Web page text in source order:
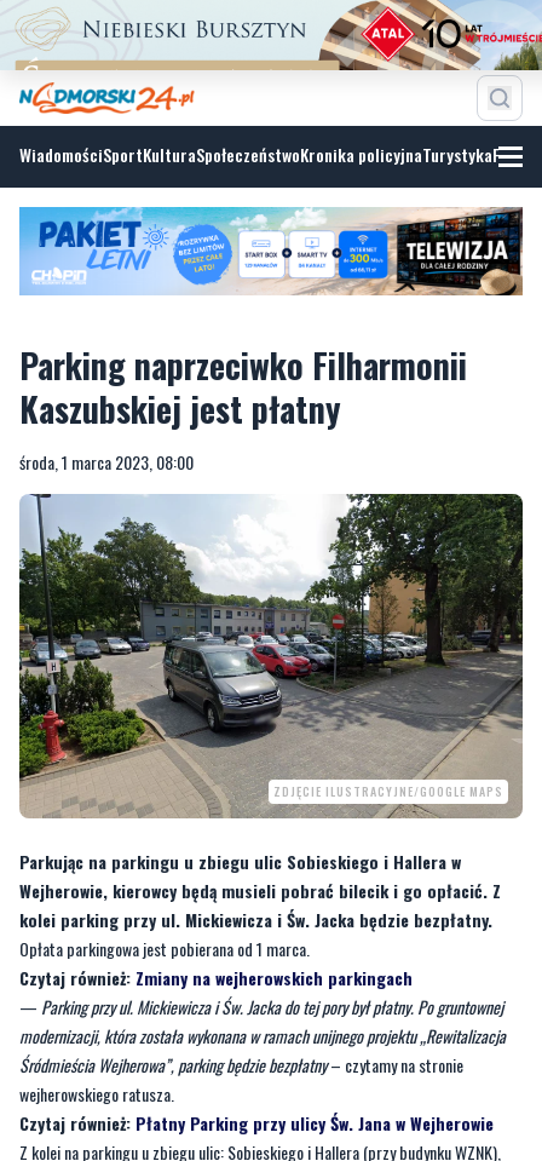
WiadomościSportKulturaSpołeczeństwoKronika policyjnaTurystyka
Parking naprzeciwko Filharmonii
Kaszubskiej jest płatny
środa, 1 marca 2023, 08:00
ZDJĘCIE ILUSTRACYJNE/GOOGLE MAPS
Parkując na parkingu u zbiegu ulic Sobieskiego i Hallera w
Wejherowie, kierowcy będą musieli pobrać bilecik i go opłacić. Z
kolei parking przy ul. Mickiewicza i Św. Jacka będzie bezpłatny.
Opłata parkingowa jest pobierana od 1 marca.
Czytaj również: Zmiany na wejherowskich parkingach
— Parking przy ul. Mickiewicza i Św. Jacka do tej pory był płatny. Po gruntownej
modernizacji, która została wykonana w ramach unijnego projektu „Rewitalizacja
Śródmieścia Wejherowa”, parking będzie bezpłatny– czytamy na stronie
wejherowskiego ratusza.
Czytaj również: Płatny Parking przy ulicy Św. Jana w Wejherowie
Z kolei na parkingu u zbiegu ulic: Sobieskiego i Hallera (przy budynku WZNK),